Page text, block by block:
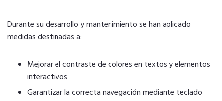
Durante su desarrollo y mantenimiento se han aplicado
medidas destinadas a:
Mejorar el contraste de colores en textos y elementos
interactivos
Garantizar la correcta navegación mediante teclado